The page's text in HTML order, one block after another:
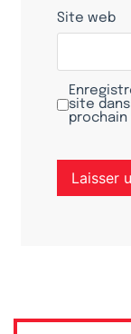
Site web
site